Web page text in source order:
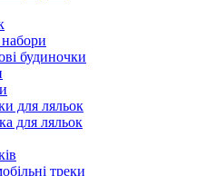
набори
будиночки
для ляльок
для ляльок
треки